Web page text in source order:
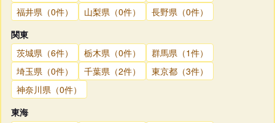
福井県（0件）
山梨県（0件）
長野県（0件）
関東
茨城県（6件）
栃木県（0件）
群馬県（1件）
埼玉県（0件）
千葉県（2件）
東京都（3件）
神奈川県（0件）
東海